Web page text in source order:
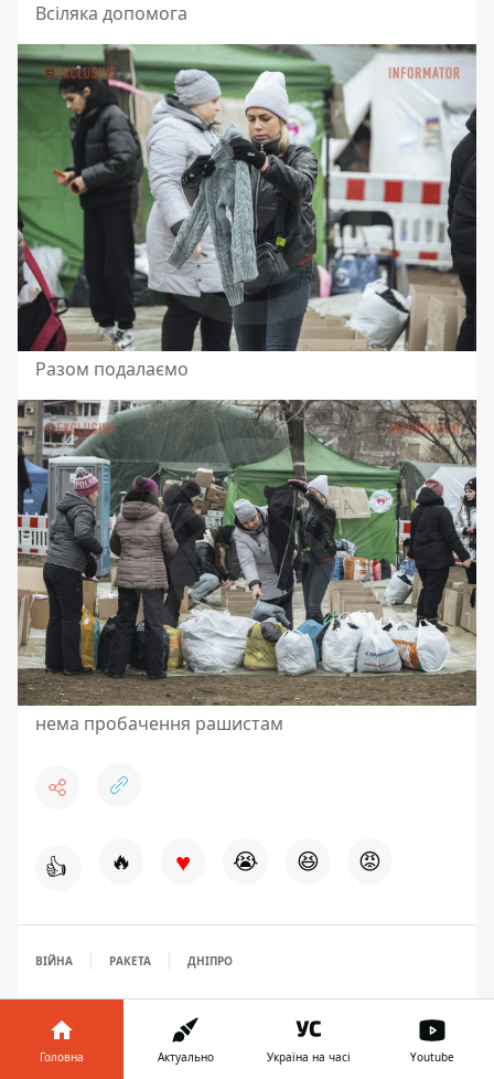
Всіляка допомога
Разом подалаємо
нема пробачення рашистам
👍 🔥 ♥ 😭 😆 😡
ВІЙНА РАКЕТА ДНІПРО
Головна Актуально Україна на часі Youtube